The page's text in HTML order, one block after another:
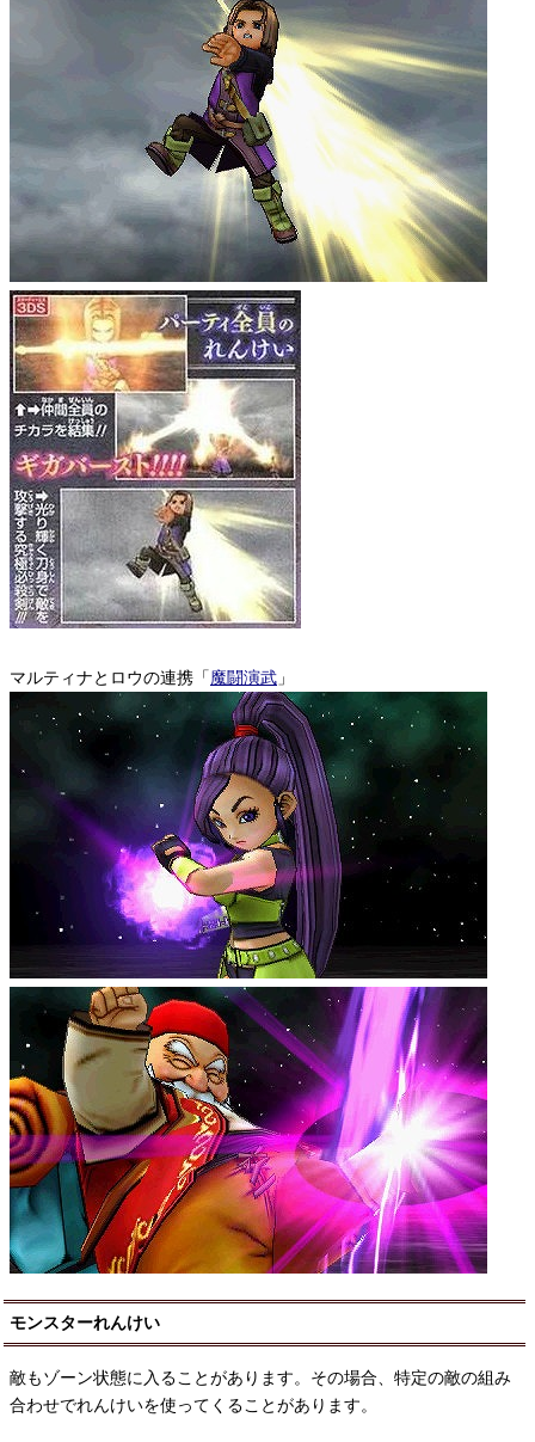
マルティナとロウの連携「魔闘演武 」
モンスターれんけい
敵もゾーン状態に入ることがあります。その場合、特定の敵の組み
合わせでれんけいを使ってくることがあります。